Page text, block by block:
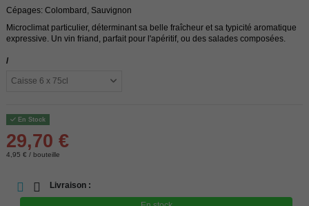
Cépages: Colombard, Sauvignon
Microclimat particulier, déterminant sa belle fraîcheur et sa typicité aromatique
expressive. Un vin friand, parfait pour l'apéritif, ou des salades composées.
/
En Stock
29,70 €
4,95 € / bouteille
Livraison :